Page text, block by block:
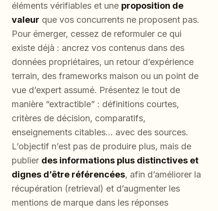
éléments vérifiables et une proposition de
valeur que vos concurrents ne proposent pas.
Pour émerger, cessez de reformuler ce qui
existe déjà : ancrez vos contenus dans des
données propriétaires, un retour d’expérience
terrain, des frameworks maison ou un point de
vue d’expert assumé. Présentez le tout de
manière “extractible” : définitions courtes,
critères de décision, comparatifs,
enseignements citables… avec des sources.
L’objectif n’est pas de produire plus, mais de
publier des informations plus distinctives et
dignes d’être référencées, afin d’améliorer la
récupération (retrieval) et d’augmenter les
mentions de marque dans les réponses